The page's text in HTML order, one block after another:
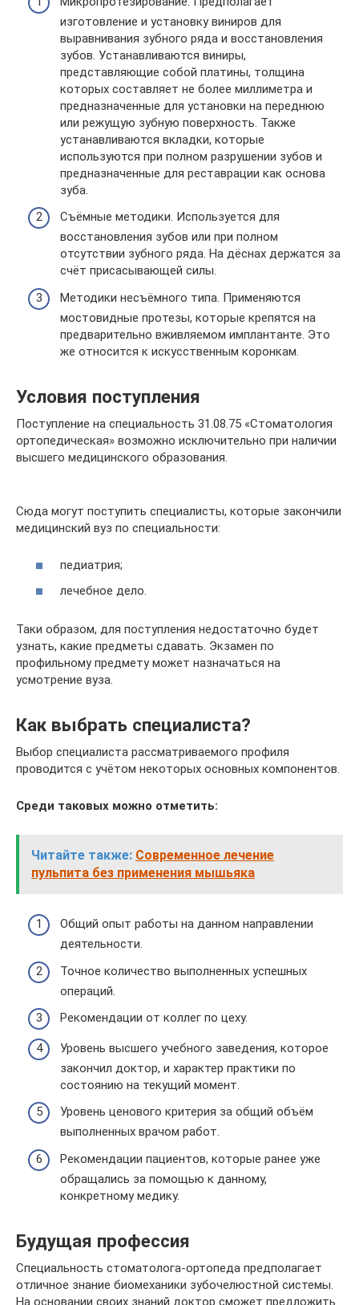
изготовление и установку виниров для
выравнивания зубного ряда и восстановления
зубов. Устанавливаются виниры,
представляющие собой платины, толщина
которых составляет не более миллиметра и
предназначенные для установки на переднюю
или режущую зубную поверхность. Также
устанавливаются вкладки, которые
используются при полном разрушении зубов и
предназначенные для реставрации как основа
зуба.
Съёмные методики. Используется для
восстановления зубов или при полном
отсутствии зубного ряда. На дёснах держатся за
счёт присасывающей силы.
Методики несъёмного типа. Применяются
мостовидные протезы, которые крепятся на
предварительно вживляемом имплантанте. Это
же относится к искусственным коронкам.
Условия поступления
Поступление на специальность 31.08.75 «Стоматология
ортопедическая» возможно исключительно при наличии
высшего медицинского образования.
Сюда могут поступить специалисты, которые закончили
медицинский вуз по специальности:
педиатрия;
лечебное дело.
Таки образом, для поступления недостаточно будет
узнать, какие предметы сдавать. Экзамен по
профильному предмету может назначаться на
усмотрение вуза.
Как выбрать специалиста?
Выбор специалиста рассматриваемого профиля
проводится с учётом некоторых основных компонентов.
Среди таковых можно отметить:
Читайте также: Современное лечение
пульпита без применения мышьяка
Общий опыт работы на данном направлении
деятельности.
Точное количество выполненных успешных
операций.
Рекомендации от коллег по цеху.
Уровень высшего учебного заведения, которое
закончил доктор, и характер практики по
состоянию на текущий момент.
Уровень ценового критерия за общий объём
выполненных врачом работ.
Рекомендации пациентов, которые ранее уже
обращались за помощью к данному,
конкретному медику.
Будущая профессия
Специальность стоматолога-ортопеда предполагает
отличное знание биомеханики зубочелюстной системы.
На основании своих знаний доктор сможет предложить